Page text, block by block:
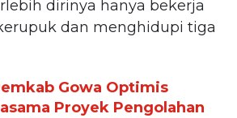
dirinya hanya bekerja
dan menghidupi tiga
Gowa Optimis
Proyek Pengolahan